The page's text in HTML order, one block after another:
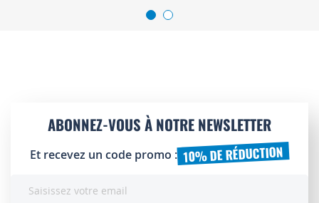
ABONNEZ-VOUS À NOTRE NEWSLETTER
Et recevez un code promo : 10% DE RÉDUCTION